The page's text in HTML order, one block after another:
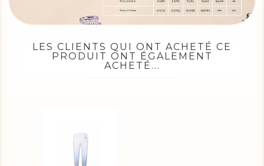
LES CLIENTS QUI ONT ACHETÉ CE
PRODUIT ONT ÉGALEMENT
ACHETÉ...